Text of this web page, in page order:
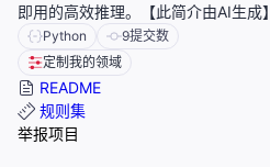
即用的高效推理。【此简介由AI生成】
Python 9提交数
定制我的领域
README
规则集
举报项目